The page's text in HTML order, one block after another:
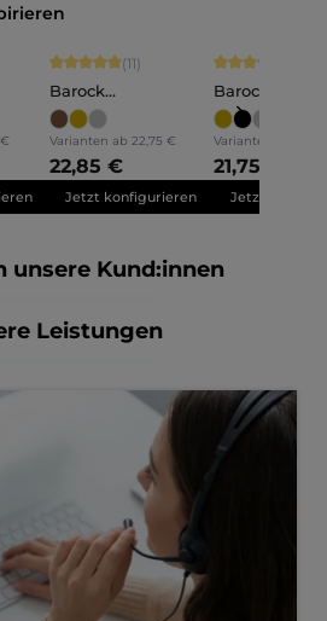
Bewertung von 5 von 5 Sternen
Durchschnittliche Bewertung von 5
(11)
Barock
Bilderrahmen Holz
Olivia
Varianten ab 22,75 €
22,85 €
Jetzt konfigurieren
Barock
Lilly
Varianten ab
21,75 €
Jetzt
unsere Kund:innen
Leistungen